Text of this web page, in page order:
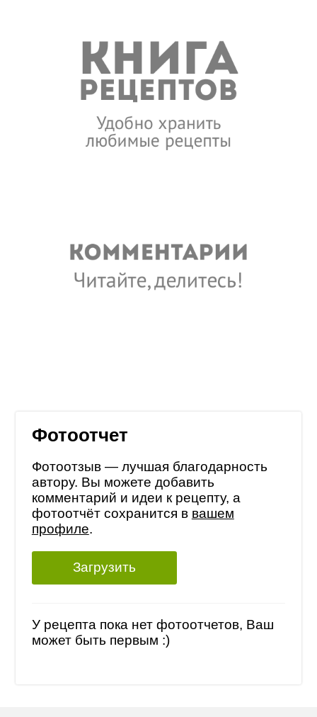
Фотоотчет
Фотоотзыв — лучшая благодарность
автору. Вы можете добавить
комментарий и идеи к рецепту, а
фотоотчёт сохранится в вашем
профиле.
Загрузить
У рецепта пока нет фотоотчетов, Ваш
может быть первым :)